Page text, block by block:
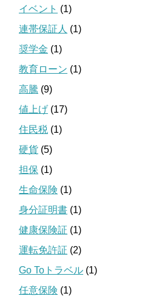
イベント (1)
連帯保証人 (1)
奨学金 (1)
教育ローン (1)
高騰 (9)
値上げ (17)
住民税 (1)
硬貨 (5)
担保 (1)
生命保険 (1)
身分証明書 (1)
健康保険証 (1)
運転免許証 (2)
Go Toトラベル (1)
任意保険 (1)